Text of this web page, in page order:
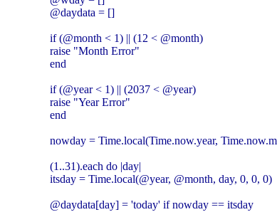
@daydata = []
if (@month < 1) || (12 < @month)
raise "Month Error"
end
if (@year < 1) || (2037 < @year)
raise "Year Error"
end
nowday = Time.local(Time.now.year,
(1..31).each do |day|
itsday = Time.local(@year, @month, day, 0, 0, 0)
@daydata[day] = 'today' if nowday == itsday